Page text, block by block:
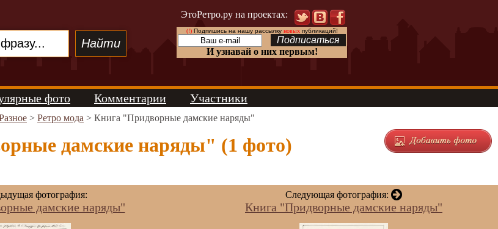
ЭтоРетро.ру на проектах:
(!)Подпишись на нашу рассылку новыхпубликаций!
И узнавай о них первым!
фото Комментарии Участники
> Ретро мода > Книга "Придворные дамские наряды"
дамские наряды" (1 фото)
фотография:
дамские наряды"
Следующая фотография:
Книга "Придворные дамские наряды"